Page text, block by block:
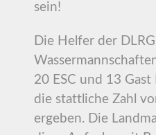
sein!
Die Helfer der
20 ESC und 13
die stattliche Zahl
ergeben. Die